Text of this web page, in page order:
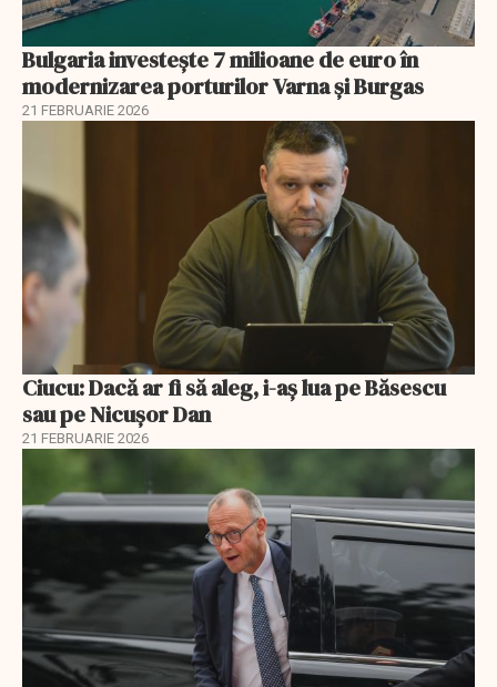
Bulgaria investește 7 milioane de euro în
modernizarea porturilor Varna și Burgas
21 FEBRUARIE 2026
Ciucu: Dacă ar fi să aleg, i-aș lua pe Băsescu
sau pe Nicușor Dan
21 FEBRUARIE 2026